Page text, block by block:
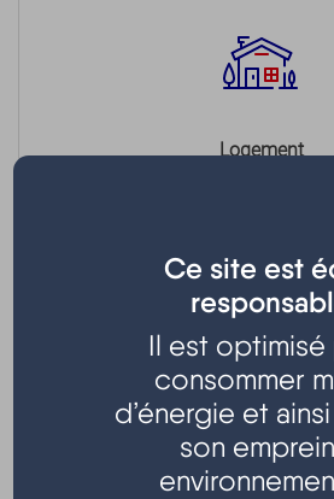
Logement
Transports -
Ce site est
Il est optimisé
consommer
d’énergie et
son